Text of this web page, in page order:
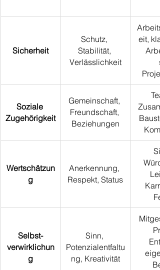
Sicherheit
Schutz,
Stabilität,
Verlässlichkeit
eit,
Soziale
Zugehörigkeit
Gemeinschaft,
Freundschaft,
Beziehungen
Wertschätzun
g
Anerkennung,
Respekt, Status
Selbst-
verwirklichun
g
Sinn,
Potenzialentfaltu
ng, Kreativität